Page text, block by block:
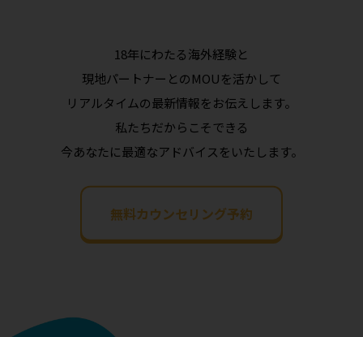
18年にわたる海外経験と
現地パートナーとのMOUを活かして
リアルタイムの最新情報をお伝えします。
私たちだからこそできる
今あなたに最適なアドバイスをいたします。
無料カウンセリング予約